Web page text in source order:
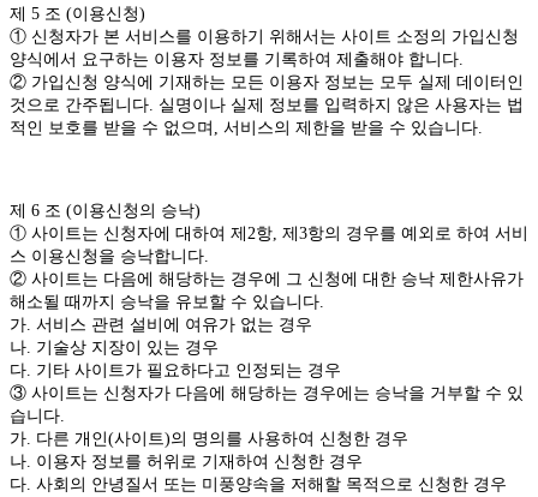
제 5 조 (이용신청)
① 신청자가 본 서비스를 이용하기 위해서는 사이트 소정의 가입신청
양식에서 요구하는 이용자 정보를 기록하여 제출해야 합니다.
② 가입신청 양식에 기재하는 모든 이용자 정보는 모두 실제 데이터인
것으로 간주됩니다. 실명이나 실제 정보를 입력하지 않은 사용자는 법
적인 보호를 받을 수 없으며, 서비스의 제한을 받을 수 있습니다.
제 6 조 (이용신청의 승낙)
① 사이트는 신청자에 대하여 제2항, 제3항의 경우를 예외로 하여 서비
스 이용신청을 승낙합니다.
② 사이트는 다음에 해당하는 경우에 그 신청에 대한 승낙 제한사유가
해소될 때까지 승낙을 유보할 수 있습니다.
가. 서비스 관련 설비에 여유가 없는 경우
나. 기술상 지장이 있는 경우
다. 기타 사이트가 필요하다고 인정되는 경우
③ 사이트는 신청자가 다음에 해당하는 경우에는 승낙을 거부할 수 있
습니다.
가. 다른 개인(사이트)의 명의를 사용하여 신청한 경우
나. 이용자 정보를 허위로 기재하여 신청한 경우
다. 사회의 안녕질서 또는 미풍양속을 저해할 목적으로 신청한 경우